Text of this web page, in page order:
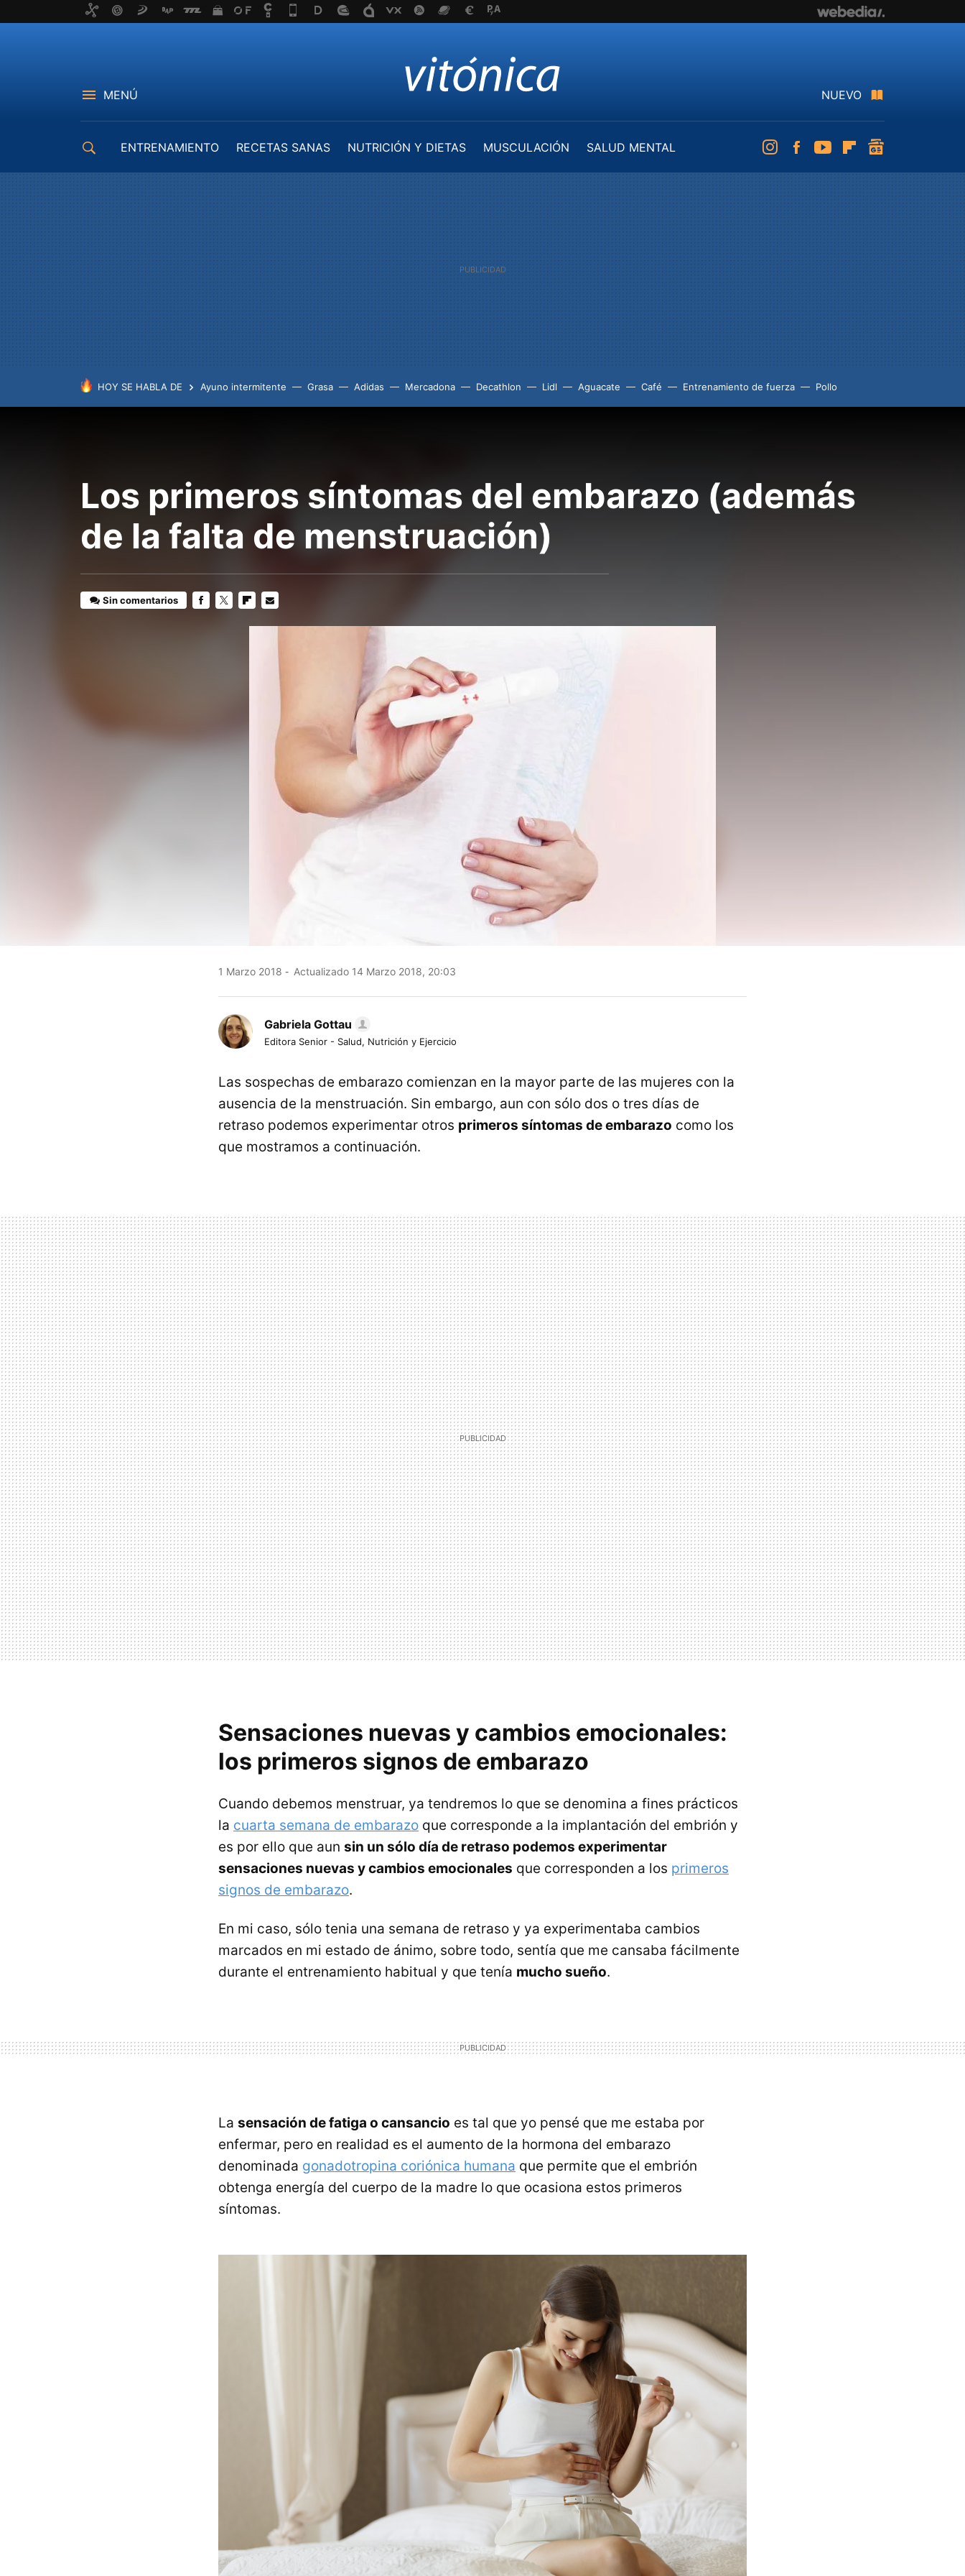
MENÚ NUEVO
ENTRENAMIENTO RECETAS SANAS NUTRICIÓN Y DIETAS MUSCULACIÓN
SALUD MENTAL
InstagramFacebookYoutubeFlipboard
HOY SE HABLA DE Ayuno intermitente Grasa Adidas Mercadona Decathlon Lidl Aguacate Café Entrenamiento de fuerza Pollo
Los primeros síntomas del embarazo (además
de la falta de menstruación)
Sin comentarios
1 Marzo 2018 Actualizado 14 Marzo 2018, 20:03
Gabriela Gottau
Editora Senior - Salud, Nutrición y Ejercicio
Las sospechas de embarazo comienzan en la mayor parte de las mujeres con la
ausencia de la menstruación. Sin embargo, aun con sólo dos o tres días de
retraso podemos experimentar otros primeros síntomas de embarazo como los
que mostramos a continuación.
Sensaciones nuevas y cambios emocionales:
los primeros signos de embarazo
Cuando debemos menstruar, ya tendremos lo que se denomina a fines prácticos
la cuarta semana de embarazo que corresponde a la implantación del embrión y
es por ello que aun sin un sólo día de retraso podemos experimentar
sensaciones nuevas y cambios emocionales que corresponden a los primeros
signos de embarazo.
En mi caso, sólo tenia una semana de retraso y ya experimentaba cambios
marcados en mi estado de ánimo, sobre todo, sentía que me cansaba fácilmente
durante el entrenamiento habitual y que tenía mucho sueño.
La sensación de fatiga o cansancio es tal que yo pensé que me estaba por
enfermar, pero en realidad es el aumento de la hormona del embarazo
denominada gonadotropina coriónica humana que permite que el embrión
obtenga energía del cuerpo de la madre lo que ocasiona estos primeros
síntomas.